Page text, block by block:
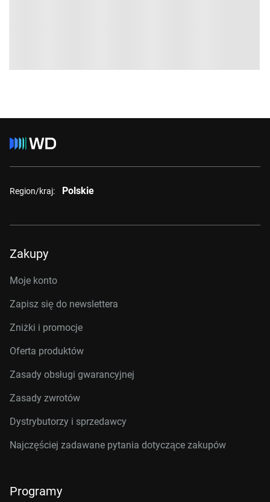
Region/kraj: Polskie
Zakupy
Moje konto
Zapisz się do newslettera
Zniżki i promocje
Oferta produktów
Zasady obsługi gwarancyjnej
Zasady zwrotów
Dystrybutorzy i sprzedawcy
Najczęściej zadawane pytania dotyczące zakupów
Programy